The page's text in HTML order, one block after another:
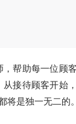
，帮助每一位顾
接待顾客开始
将是独一无二的。